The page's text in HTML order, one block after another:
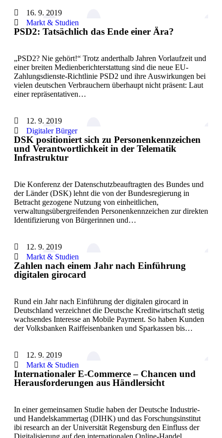
16. 9. 2019
Markt & Studien
PSD2: Tatsächlich das Ende einer Ära?
„PSD2? Nie gehört!“ Trotz anderthalb Jahren Vorlaufzeit und
einer breiten Medienberichterstattung sind die neue EU-
Zahlungsdienste-Richtlinie PSD2 und ihre Auswirkungen bei
vielen deutschen Verbrauchern überhaupt nicht präsent: Laut
einer repräsentativen…
12. 9. 2019
Digitaler Bürger
DSK positioniert sich zu Personenkennzeichen
und Verantwortlichkeit in der Telematik
Infrastruktur
Die Konferenz der Datenschutzbeauftragten des Bundes und
der Länder (DSK) lehnt die von der Bundesregierung in
Betracht gezogene Nutzung von einheitlichen,
verwaltungsübergreifenden Personenkennzeichen zur direkten
Identifizierung von Bürgerinnen und…
12. 9. 2019
Markt & Studien
Zahlen nach einem Jahr nach Einführung
digitalen girocard
Rund ein Jahr nach Einführung der digitalen girocard in
Deutschland verzeichnet die Deutsche Kreditwirtschaft stetig
wachsendes Interesse an Mobile Payment. So haben Kunden
der Volksbanken Raiffeisenbanken und Sparkassen bis…
12. 9. 2019
Markt & Studien
Internationaler E-Commerce – Chancen und
Herausforderungen aus Händlersicht
In einer gemeinsamen Studie haben der Deutsche Industrie-
und Handelskammertag (DIHK) und das Forschungsinstitut
ibi research an der Universität Regensburg den Einfluss der
Digitalisierung auf den internationalen Online-Handel